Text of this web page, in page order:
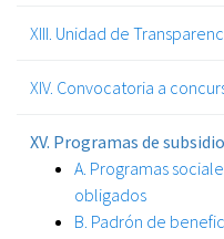
XIII. Unidad de
XIV. Convocatoria a
XV. Programas de
A. Programas
obligados
B. Padrón de